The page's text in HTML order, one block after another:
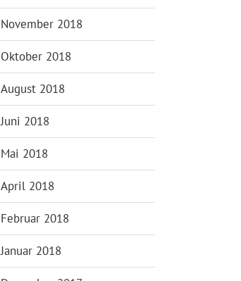
November 2018
Oktober 2018
August 2018
Juni 2018
Mai 2018
April 2018
Februar 2018
Januar 2018